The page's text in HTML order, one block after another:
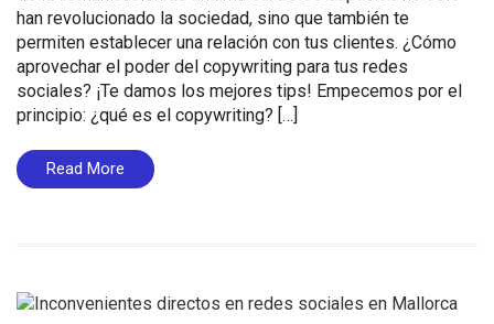
han revolucionado la sociedad, sino que también te
permiten establecer una relación con tus clientes. ¿Cómo
aprovechar el poder del copywriting para tus redes
sociales? ¡Te damos los mejores tips! Empecemos por el
principio: ¿qué es el copywriting? […]
Read More